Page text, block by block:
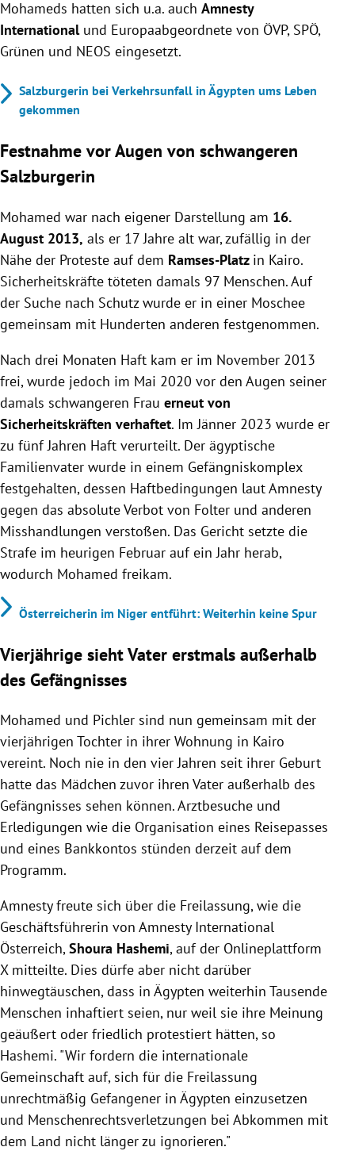
Mohameds hatten sich u.a. auch Amnesty
International und Europaabgeordnete von ÖVP, SPÖ,
Grünen und NEOS eingesetzt.
Salzburgerin bei Verkehrsunfall in Ägypten ums Leben
gekommen
Festnahme vor Augen von schwangeren
Salzburgerin
Mohamed war nach eigener Darstellung am 16.
August 2013, als er 17 Jahre alt war, zufällig in der
Nähe der Proteste auf dem Ramses-Platz in Kairo.
Sicherheitskräfte töteten damals 97 Menschen. Auf
der Suche nach Schutz wurde er in einer Moschee
gemeinsam mit Hunderten anderen festgenommen.
Nach drei Monaten Haft kam er im November 2013
frei, wurde jedoch im Mai 2020 vor den Augen seiner
damals schwangeren Frau erneut von
Sicherheitskräften verhaftet. Im Jänner 2023 wurde er
zu fünf Jahren Haft verurteilt. Der ägyptische
Familienvater wurde in einem Gefängniskomplex
festgehalten, dessen Haftbedingungen laut Amnesty
gegen das absolute Verbot von Folter und anderen
Misshandlungen verstoßen. Das Gericht setzte die
Strafe im heurigen Februar auf ein Jahr herab,
wodurch Mohamed freikam.
Österreicherin im Niger entführt: Weiterhin keine Spur
Vierjährige sieht Vater erstmals außerhalb
des Gefängnisses
Mohamed und Pichler sind nun gemeinsam mit der
vierjährigen Tochter in ihrer Wohnung in Kairo
vereint. Noch nie in den vier Jahren seit ihrer Geburt
hatte das Mädchen zuvor ihren Vater außerhalb des
Gefängnisses sehen können. Arztbesuche und
Erledigungen wie die Organisation eines Reisepasses
und eines Bankkontos stünden derzeit auf dem
Programm.
Amnesty freute sich über die Freilassung, wie die
Geschäftsführerin von Amnesty International
Österreich,Shoura Hashemi, auf der Onlineplattform
X mitteilte. Dies dürfe aber nicht darüber
hinwegtäuschen, dass in Ägypten weiterhin Tausende
Menschen inhaftiert seien, nur weil sie ihre Meinung
geäußert oder friedlich protestiert hätten, so
Hashemi. "Wir fordern die internationale
Gemeinschaft auf, sich für die Freilassung
unrechtmäßig Gefangener in Ägypten einzusetzen
und Menschenrechtsverletzungen bei Abkommen mit
dem Land nicht länger zu ignorieren."